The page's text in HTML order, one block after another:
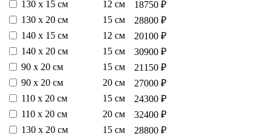
130 х 15 см
12 см
18750 ₽
130 х 20 см
15 см
28800 ₽
140 х 15 см
12 см
20100 ₽
140 х 20 см
15 см
30900 ₽
90 х 20 см
15 см
21150 ₽
90 х 20 см
20 см
27000 ₽
110 х 20 см
15 см
24300 ₽
110 х 20 см
20 см
32400 ₽
130 х 20 см
15 см
28800 ₽